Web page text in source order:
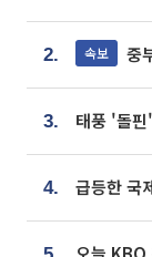
2. 속보 중
3.
4. 급등한 국